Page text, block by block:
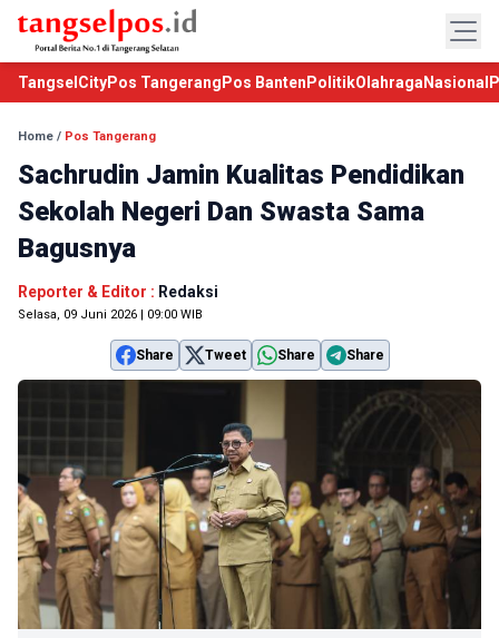
TangselCityPos Tangerang Pos Banten PolitikOlahraga Nasional
Home / Pos Tangerang
Sachrudin Jamin Kualitas Pendidikan
Sekolah Negeri Dan Swasta Sama
Bagusnya
Reporter & Editor : Redaksi
Selasa, 09 Juni 2026 | 09:00 WIB
Share Tweet Share Share